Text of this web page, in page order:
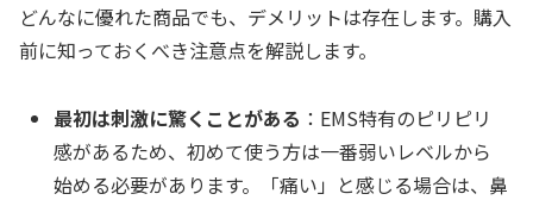
どんなに優れた商品でも、デメリットは存在します。購入
前に知っておくべき注意点を解説します。
最初は刺激に驚くことがある ：EMS特有のピリピリ
感があるため、初めて使う方は一番弱いレベルから
始める必要があります。「痛い」と感じる場合は、鼻